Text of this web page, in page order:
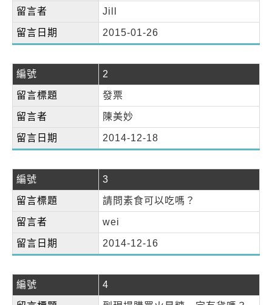
留言者 Jill
留言日期 2015-01-26
編號 2
留言標題 發票
留言者 陳美妙
留言日期 2014-12-18
編號 3
留言標題 請問素食可以吃嗎？
留言者 wei
留言日期 2014-12-16
編號 4